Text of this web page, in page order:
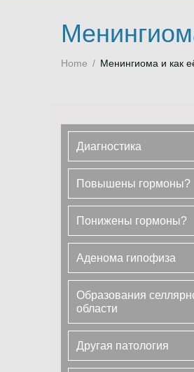
Home / Менингиома и как
Диагностика
Повышены гормоны?
Понижены гормоны?
Аденома гипофиза
Образования
области
Другая патология